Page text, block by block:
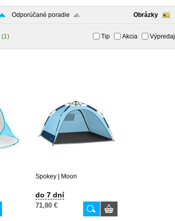
Odporúčané poradie Obrázky
(1) Tip Akcia Výpredaj
Spokey | Moon
do 7 dní
71,80 €